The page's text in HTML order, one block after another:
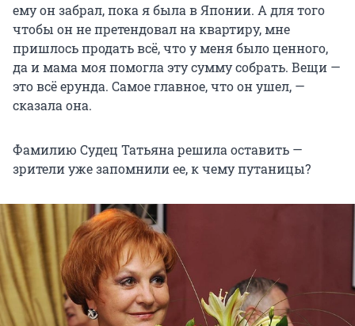
ему он забрал, пока я была в Японии. А для того
чтобы он не претендовал на квартиру, мне
пришлось продать всё, что у меня было ценного,
да и мама моя помогла эту сумму собрать. Вещи —
это всё ерунда. Самое главное, что он ушел, —
сказала она.
Фамилию Судец Татьяна решила оставить —
зрители уже запомнили ее, к чему путаницы?